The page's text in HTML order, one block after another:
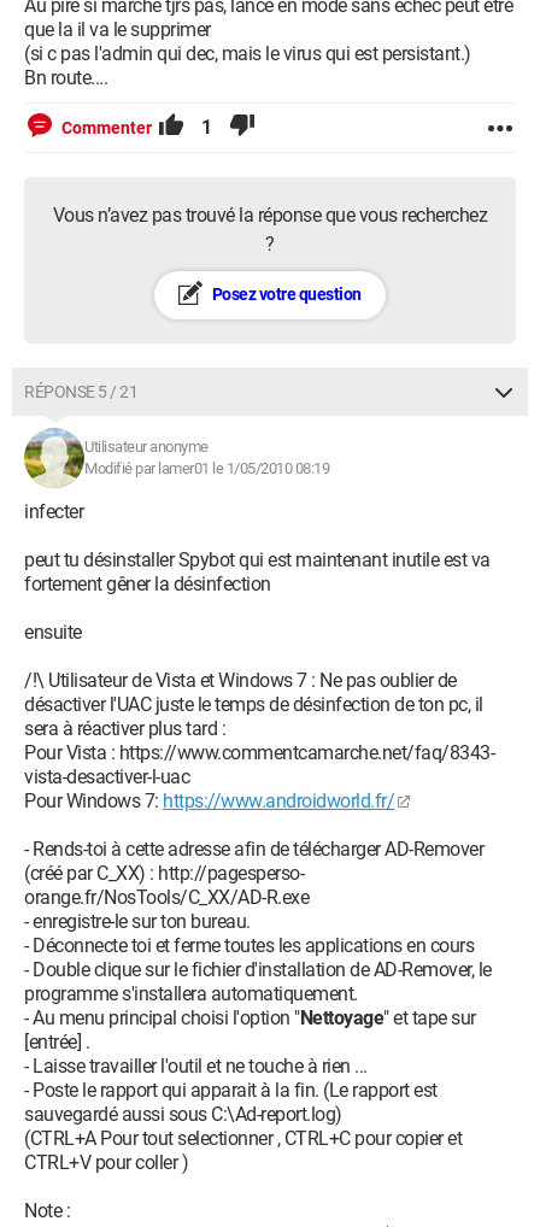
Au pire si marche tjrs pas, lance en mode sans echec peut etre
que la il va le supprimer
(si c pas l'admin qui dec, mais le virus qui est persistant.)
Bn route....
Commenter 1
Vous n’avez pas trouvé la réponse que vous recherchez
?
Posez votre question
RÉPONSE 5 / 21
Utilisateur anonyme
Modifié par lamer01 le 1/05/2010 08:19
infecter
peut tu désinstaller Spybot qui est maintenant inutile est va
fortement gêner la désinfection
ensuite
/!\ Utilisateur de Vista et Windows 7 : Ne pas oublier de
désactiver l'UAC juste le temps de désinfection de ton pc, il
sera à réactiver plus tard :
Pour Vista : https://www.commentcamarche.net/faq/8343-
vista-desactiver-l-uac
Pour Windows 7: https://www.androidworld.fr/
- Rends-toi à cette adresse afin de télécharger AD-Remover
(créé par C_XX) : http://pagesperso-
orange.fr/NosTools/C_XX/AD-R.exe
- enregistre-le sur ton bureau.
- Déconnecte toi et ferme toutes les applications en cours
- Double clique sur le fichier d'installation de AD-Remover, le
programme s'installera automatiquement.
- Au menu principal choisi l'option "Nettoyage" et tape sur
[entrée] .
- Laisse travailler l'outil et ne touche à rien ...
- Poste le rapport qui apparait à la fin. (Le rapport est
sauvegardé aussi sous C:\Ad-report.log)
(CTRL+A Pour tout selectionner , CTRL+C pour copier et
CTRL+V pour coller )
Note :